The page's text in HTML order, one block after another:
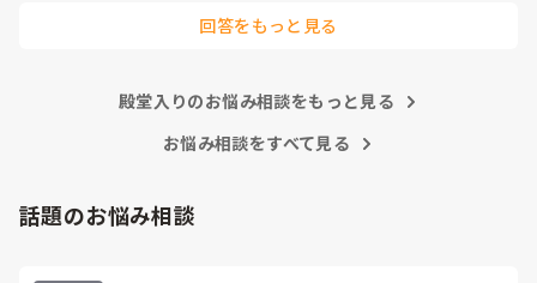
無理難題を言って来るこの人達には、毅然とした態度や対応が
まり、精神がやられた結果辞めて行きます。
治体や他職種にも拡大して、介護職に取っても働きやすい職場
回答をもっと見る
殿堂入りのお悩み相談をもっと見る
お悩み相談をすべて見る
話題のお悩み相談